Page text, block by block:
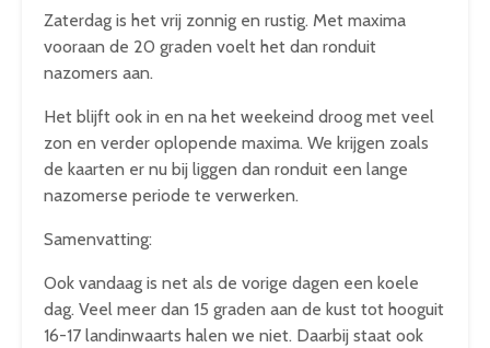
Zaterdag is het vrij zonnig en rustig. Met maxima
vooraan de 20 graden voelt het dan ronduit
nazomers aan.
Het blijft ook in en na het weekeind droog met veel
zon en verder oplopende maxima. We krijgen zoals
de kaarten er nu bij liggen dan ronduit een lange
nazomerse periode te verwerken.
Samenvatting:
Ook vandaag is net als de vorige dagen een koele
dag. Veel meer dan 15 graden aan de kust tot hooguit
16-17 landinwaarts halen we niet. Daarbij staat ook